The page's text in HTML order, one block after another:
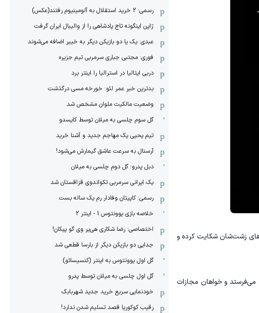
‏زشت‌شان شکایت کرده و
می‌فرستد ‏و خواهان مجازات
رسمی: 2 خرید استقلال به آلومینیوم رفتند(عکس)
ژاپن اینگونه تاج پادشاهی را از والیبال ایران گرفت
عبدی: یک یا دو بازیکن دیگر به خیبر اضافه می‌شوند
فوری: مجتبی جباری سرمربی تیم جزیره
دربی ایتالیا در استرالیا را اینتر برد
بدترین خبر عمر لئو: خورخه مسی درگذشت
وضعیت مالکیت ملوان مشخص شد
گل سوم چلسی به میلان توسط کایسدو
تیم یحیی یک مهاجم جدید و آشنا خرید
آرسنال به سرعت عاشق گیمارش می‌شود!
دبل پدرو؛ گل دوم چلسی به میلان
یک ایرانی سرمربی تکواندوی قزاقستان شد
رسمی: کاپیتان وفادار رم یک ساله بست
خلاصه بازی یوونتوس 1 - اینتر 2
اختصاصی: رضا شکاری هی‌یر وی‌ گو پیکان!
جدایی دو بازیکن دیگر از بارسا قطعی شد
گل اول یوونتوس به اینتر (کنسیسائو)
گل اول چلسی به میلان توسط پدرو
خودنمایی سریع خرید جدید شهربابک
رقیب کوکوریا قصد تسلیم شدن ندارد!